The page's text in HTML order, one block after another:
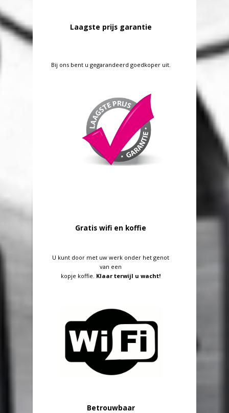
Laagste prijs garantie
Bij ons bent u gegarandeerd goedkoper uit.
Gratis wifi en koffie
U kunt door met uw werk onder het genot
van een
kopje koffie. Klaar terwijl u wacht!
Betrouwbaar